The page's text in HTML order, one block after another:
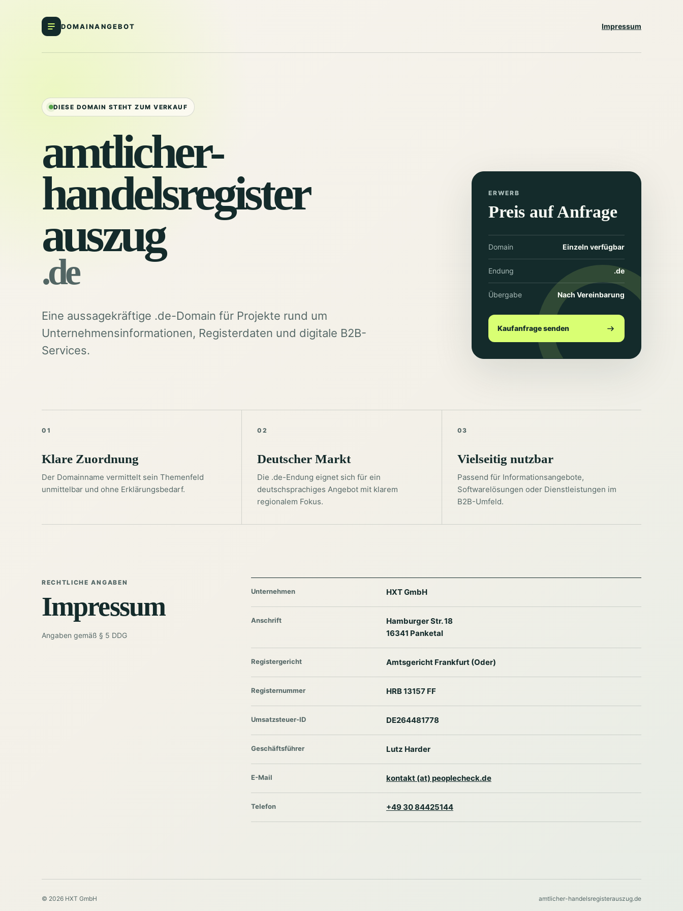
DOMAINANGEBOT Impressum
DIESE DOMAIN STEHT ZUM VERKAUF
amtlicher-
handelsregister
auszug
.de
Eine aussagekräftige .de-Domain für Projekte rund um
Unternehmensinformationen, Registerdaten und digitale B2B-
Services.
ERWERB
Preis auf Anfrage
Domain Einzeln verfügbar
Endung .de
Übergabe Nach Vereinbarung
Kaufanfrage senden
01
Klare Zuordnung
Der Domainname vermittelt sein Themenfeld
unmittelbar und ohne Erklärungsbedarf.
02
Deutscher Markt
Die .de-Endung eignet sich für ein
deutschsprachiges Angebot mit klarem
regionalem Fokus.
03
Vielseitig nutzbar
Passend für Informationsangebote,
Softwarelösungen oder Dienstleistungen im
B2B-Umfeld.
RECHTLICHE ANGABEN
Impressum
Angaben gemäß § 5 DDG
Unternehmen HXT GmbH
Anschrift
Hamburger Str. 18
16341 Panketal
Registergericht Amtsgericht Frankfurt (Oder)
Registernummer HRB 13157 FF
Umsatzsteuer-ID DE264481778
Geschäftsführer Lutz Harder
E-Mail kontakt (at) peoplecheck.de
Telefon +49 30 84425144
© 2026 HXT GmbH amtlicher-handelsregisterauszug.de